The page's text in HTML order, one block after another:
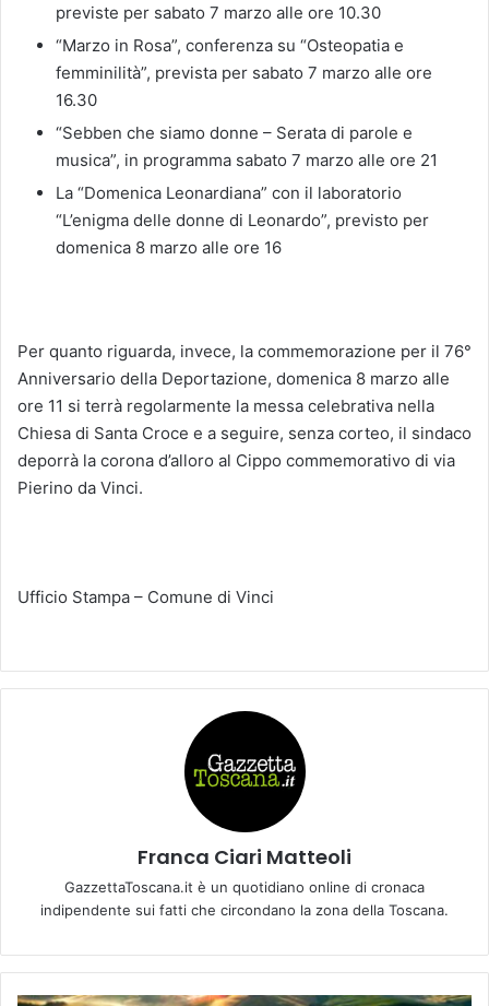
previste per sabato 7 marzo alle ore 10.30
“Marzo in Rosa”, conferenza su “Osteopatia e
femminilità”, prevista per sabato 7 marzo alle ore
16.30
“Sebben che siamo donne – Serata di parole e
musica”, in programma sabato 7 marzo alle ore 21
La “Domenica Leonardiana” con il laboratorio
“L’enigma delle donne di Leonardo”, previsto per
domenica 8 marzo alle ore 16
Per quanto riguarda, invece, la commemorazione per il 76°
Anniversario della Deportazione, domenica 8 marzo alle
ore 11 si terrà regolarmente la messa celebrativa nella
Chiesa di Santa Croce e a seguire, senza corteo, il sindaco
deporrà la corona d’alloro al Cippo commemorativo di via
Pierino da Vinci.
Ufficio Stampa – Comune di Vinci
Franca Ciari Matteoli
GazzettaToscana.it è un quotidiano online di cronaca
indipendente sui fatti che circondano la zona della Toscana.